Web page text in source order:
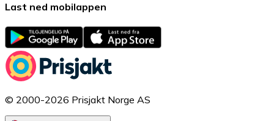
Last ned mobilappen
© 2000-2026 Prisjakt Norge AS